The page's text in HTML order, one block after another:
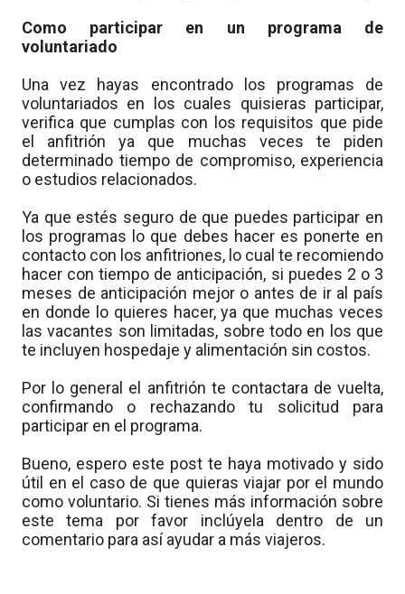
Como participar en un programa de
voluntariado
Una vez hayas encontrado los programas de
voluntariados en los cuales quisieras participar,
verifica que cumplas con los requisitos que pide
el anfitrión ya que muchas veces te piden
determinado tiempo de compromiso, experiencia
o estudios relacionados.
Ya que estés seguro de que puedes participar en
los programas lo que debes hacer es ponerte en
contacto con los anfitriones, lo cual te recomiendo
hacer con tiempo de anticipación, si puedes 2 o 3
meses de anticipación mejor o antes de ir al país
en donde lo quieres hacer, ya que muchas veces
las vacantes son limitadas, sobre todo en los que
te incluyen hospedaje y alimentación sin costos.
Por lo general el anfitrión te contactara de vuelta,
confirmando o rechazando tu solicitud para
participar en el programa.
Bueno, espero este post te haya motivado y sido
útil en el caso de que quieras viajar por el mundo
como voluntario. Si tienes más información sobre
este tema por favor inclúyela dentro de un
comentario para así ayudar a más viajeros.